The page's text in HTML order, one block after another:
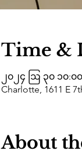
Time &
၂၀၂၄ ဩ ၃၀ ၁၀:၀
Charlotte, 1611 E
About